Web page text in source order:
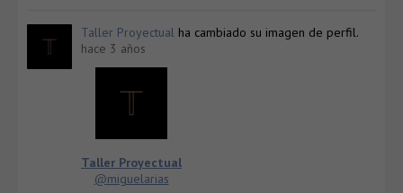
Taller Proyectual ha cambiado su imagen de perfil.
hace 3 años
Taller Proyectual
@miguelarias